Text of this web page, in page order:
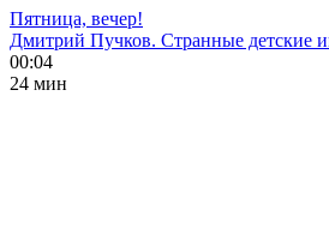
Пятница, вечер!
Дмитрий Пучков. Странные детские
00:04
24 мин